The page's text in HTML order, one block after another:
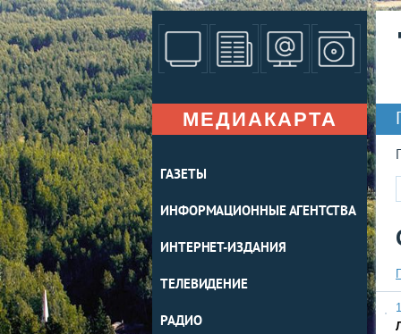
МЕДИАКАРТА
ГАЗЕТЫ
ИНФОРМАЦИОННЫЕ АГЕНТСТВА
ИНТЕРНЕТ-ИЗДАНИЯ
ТЕЛЕВИДЕНИЕ
РАДИО